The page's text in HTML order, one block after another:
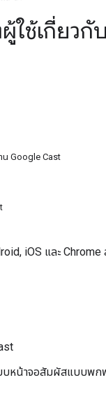
ผู้ใช้เกี่ย
น Google Cast
iOS และ
บบหน้าจอสัมผัสแบบพก